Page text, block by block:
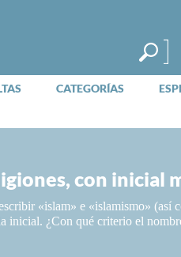
CATEGORÍAS
con inicial
«islam» e «islamismo» (así
inicial. ¿Con qué criterio el